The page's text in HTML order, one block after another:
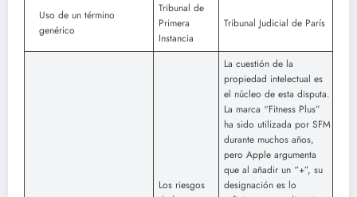
Uso de un término
genérico
Tribunal de
Primera
Instancia
Tribunal Judicial de París
Los riesgos
La cuestión de la
propiedad intelectual es
el núcleo de esta disputa.
La marca “Fitness Plus”
ha sido utilizada por SFM
durante muchos años,
pero Apple argumenta
que al añadir un “+”, su
designación es lo